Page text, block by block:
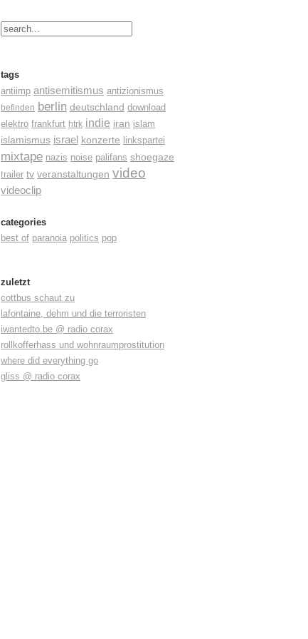
tags
antiimp antisemitismus antizionismus
befinden berlin deutschland download
elektro frankfurt htrk indie iran islam
islamismus israel konzerte linkspartei
mixtape nazis noise palifans shoegaze
trailer tv veranstaltungen video
videoclip
categories
best of paranoia politics pop
zuletzt
cottbus schaut zu
lafontaine, dehm und die terroristen
iwantedto.be @ radio corax
rollkofferhass und wohnraumprostitution
where did everything go
gliss @ radio corax